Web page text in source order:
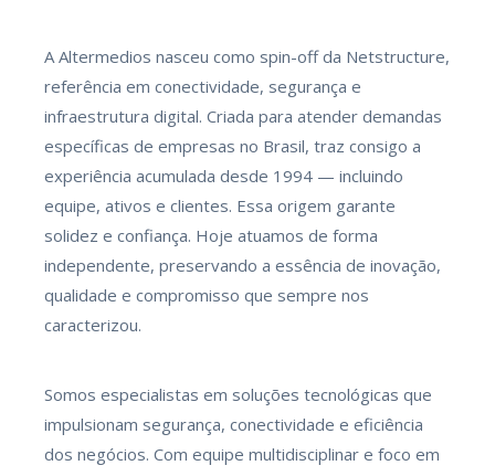
A Altermedios nasceu como spin-off da Netstructure,
referência em conectividade, segurança e
infraestrutura digital. Criada para atender demandas
específicas de empresas no Brasil, traz consigo a
experiência acumulada desde 1994 — incluindo
equipe, ativos e clientes. Essa origem garante
solidez e confiança. Hoje atuamos de forma
independente, preservando a essência de inovação,
qualidade e compromisso que sempre nos
caracterizou.
Somos especialistas em soluções tecnológicas que
impulsionam segurança, conectividade e eficiência
dos negócios. Com equipe multidisciplinar e foco em